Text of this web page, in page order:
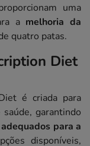
uma
a melhoria da
quatro patas.
Diet
é criada para
garantindo
para a
disponíveis,